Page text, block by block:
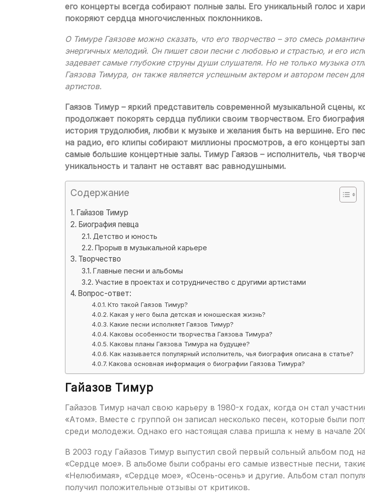
его концерты всегда собирают полные залы. Его уникальный голос и
покоряют сердца многочисленных поклонников.
О Тимуре Гаязове можно сказать, что его творчество – это смесь
энергичных мелодий. Он пишет свои песни с любовью и страстью, и его
задевает самые глубокие струны души слушателя. Но не только музыка
Гаязова Тимура, он также является успешным актером и автором песен
артистов.
Гаязов Тимур – яркий представитель современной музыкальной сцены,
продолжает покорять сердца публики своим творчеством. Его
история трудолюбия, любви к музыке и желания быть на вершине. Его
на радио, его клипы собирают миллионы просмотров, а его концерты
самые большие концертные залы. Тимур Гаязов – исполнитель, чья
уникальность и талант не оставят вас равнодушными.
Содержание
Гайазов Тимур
Биография певца
Детство и юность
Прорыв в музыкальной карьере
Творчество
Главные песни и альбомы
Участие в проектах и сотрудничество с другими артистами
Вопрос-ответ:
Кто такой Гаязов Тимур?
Какая у него была детская и юношеская жизнь?
Какие песни исполняет Гаязов Тимур?
Каковы особенности творчества Гаязова Тимура?
Каковы планы Гаязова Тимура на будущее?
Как называется популярный исполнитель, чья биография описана в статье?
Какова основная информация о биографии Гаязова Тимура?
Гайазов Тимур
Гайазов Тимур начал свою карьеру в 1980-х годах, когда он стал
«Атом». Вместе с группой он записал несколько песен, которые были
среди молодежи. Однако его настоящая слава пришла к нему в начале
В 2003 году Гайазов Тимур выпустил свой первый сольный альбом под
«Сердце мое». В альбоме были собраны его самые известные песни,
«Нелюбимая», «Сердце мое», «Осень-осень» и другие. Альбом стал
получил положительные отзывы от критиков.